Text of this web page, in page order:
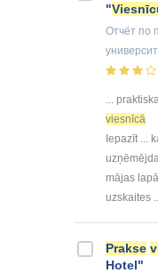
"
Отчёт по
...
viesnīcā
Iepazīt ...
mājas
uzskaites ...
Prakse
Hotel"